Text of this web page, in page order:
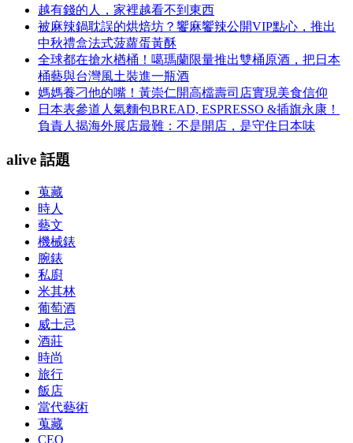
越有錢的人，家裡越看不到東西
被麻辣鍋耽誤的烘焙坊？饗麻饗辣公開VIP點心，推出
中秋禮盒法式菠蘿蛋黃酥
全球都在搶水楢桶！噶瑪蘭限量推出雙桶原酒，把日本
桶藝與台灣風土裝進一瓶酒
媽媽養刁他的嘴！黃崇仁開高檔壽司店實現美食信仰
日本表參道人氣麵包BREAD, ESPRESSO &插旗永康！
負責人揭海外展店最難：不是開店，是守住日本味
alive 話題
蒐藏
時人
藝文
機械錶
腕錶
私廚
米其林
葡萄酒
威士忌
酒莊
時尚
旅行
飯店
當代藝術
蒐藏
CEO